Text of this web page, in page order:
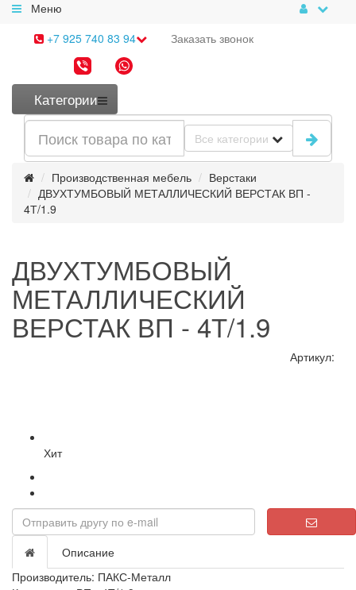
Меню
+7 925 740 83 94
Заказать звонок
Категории
Все категории
Производственная мебель
Верстаки
ДВУХТУМБОВЫЙ МЕТАЛЛИЧЕСКИЙ ВЕРСТАК ВП -
4Т/1.9
ДВУХТУМБОВЫЙ
МЕТАЛЛИЧЕСКИЙ
ВЕРСТАК ВП - 4Т/1.9
Артикул:
Хит
Описание
Производитель: ПАКС-Металл